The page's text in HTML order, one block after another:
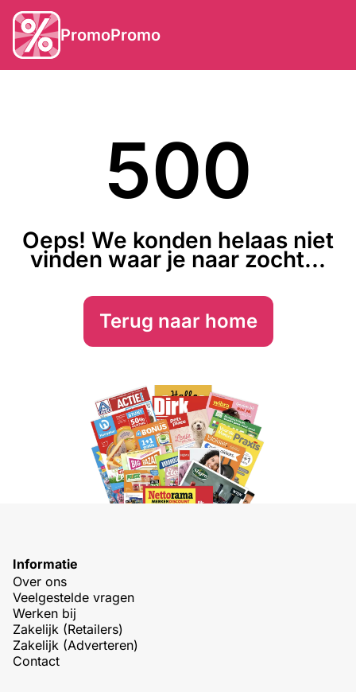
PromoPromo
500
Oeps! We konden helaas niet
vinden waar je naar zocht...
Terug naar home
Informatie
Over ons
Veelgestelde vragen
Werken bij
Zakelijk (Retailers)
Zakelijk (Adverteren)
Contact